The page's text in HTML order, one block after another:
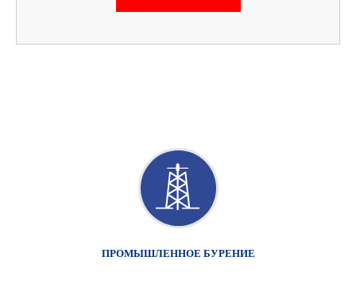
ПРОМЫШЛЕННОЕ БУРЕНИЕ